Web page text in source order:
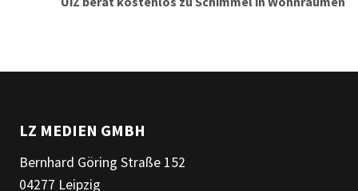
LZ MEDIEN GMBH
Bernhard Göring Straße 152
04277 Leipzig